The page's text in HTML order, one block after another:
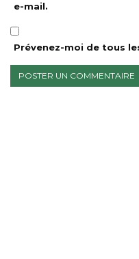
e-mail.
Prévenez-moi de tous